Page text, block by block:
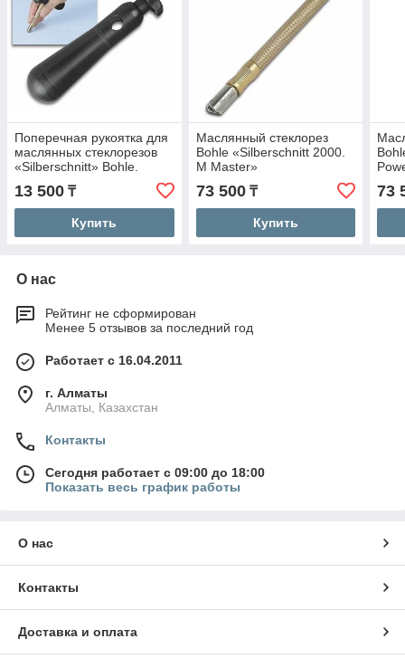
Поперечная рукоятка для
маслянных стеклорезов
«Silberschnitt» Bohle.
13 500 ₸
Купить
Маслянный стеклорез
Bohle «Silberschnitt 2000.
М Master»
73 500₸
Купить
73
О нас
Рейтинг не сформирован
Менее 5 отзывов за последний год
Работает с 16.04.2011
г. Алматы
Алматы, Казахстан
Контакты
Сегодня работает с 09:00 до 18:00
Показать весь график работы
О нас
Контакты
Доставка и оплата